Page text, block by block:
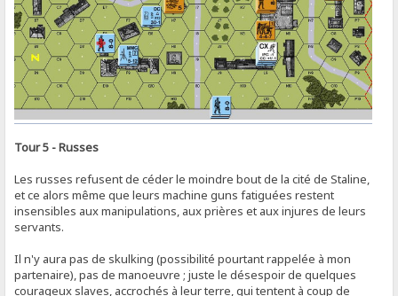
Tour 5 - Russes
Les russes refusent de céder le moindre bout de la cité de Staline,
et ce alors même que leurs machine guns fatiguées restent
insensibles aux manipulations, aux prières et aux injures de leurs
servants.
Il n'y aura pas de skulking (possibilité pourtant rappelée à mon
partenaire), pas de manoeuvre ; juste le désespoir de quelques
courageux slaves, accrochés à leur terre, qui tentent à coup de